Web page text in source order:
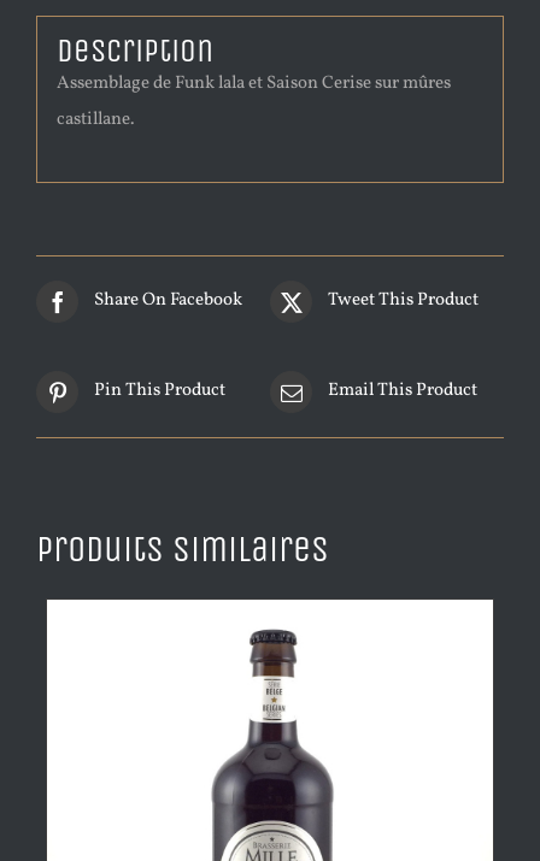
Description
Assemblage de Funk lala et Saison Cerise sur mûres
castillane.
Share On Facebook Tweet This Product
Pin This Product Email This Product
Produits similaires